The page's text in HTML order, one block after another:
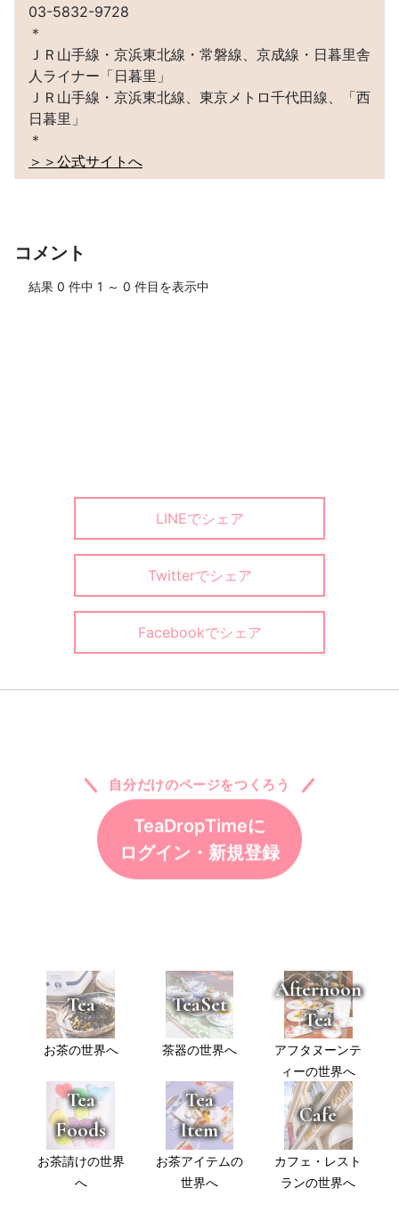
03-5832-9728
＊
ＪＲ山手線・京浜東北線・常磐線、京成線・日暮里舎
人ライナー「日暮里」
ＪＲ山手線・京浜東北線、東京メトロ千代田線、「西
日暮里」
＊
＞＞公式サイトへ
コメント
結果 0 件中 1 ～ 0 件目を表示中
LINEでシェア
Twitterでシェア
Facebookでシェア
自分だけのページをつくろう
TeaDropTimeに
ログイン・新規登録
Tea
お茶の世界へ
TeaSet
茶器の世界へ
Afternoon
Tea
アフタヌーンテ
ィーの世界へ
Tea
Foods
お茶請けの世界
へ
Tea
Item
お茶アイテムの
世界へ
Cafe
カフェ・レスト
ランの世界へ